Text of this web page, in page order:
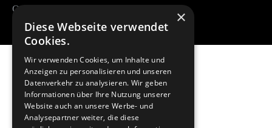
Quelle:
https://www.e-recht24.de
Brämer & Company GmbH
Bettinastrasse 30
D-60325 Frankfurt am Main
Germany
×
Diese Webseite verwendet
Cookies.
Wir verwenden Cookies, um Inhalte und
Anzeigen zu personalisieren und unseren
Datenverkehr zu analysieren. Wir geben
Informationen über Ihre Nutzung unserer
Website auch an unsere Werbe- und
Analysepartner weiter, die diese